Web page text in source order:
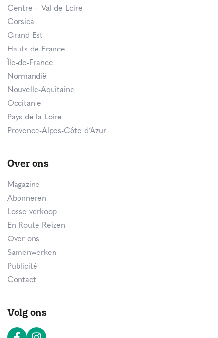
Centre – Val de Loire
Corsica
Grand Est
Hauts de France
Île-de-France
Normandië
Nouvelle-Aquitaine
Occitanie
Pays de la Loire
Provence-Alpes-Côte d’Azur
Over ons
Magazine
Abonneren
Losse verkoop
En Route Reizen
Over ons
Samenwerken
Publicité
Contact
Volg ons